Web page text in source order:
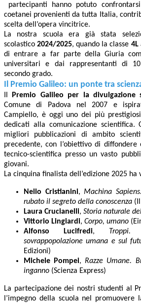
partecipanti hanno potuto
coetanei provenienti da tutta Italia,
scelta dell’opera vincitrice.
La nostra scuola era già stata
scolastico2024/2025, quando la classe 4L
di entrare a far parte della Giuria
universitari e dai rappresentanti di
secondo grado.
Il Premio Galileo: un ponte tra
Premio Galileo per la divulgazione
Comune di Padova nel 2007 e
Campiello, è oggi uno dei più
dedicati alla comunicazione scientifica.
migliori pubblicazioni di ambito
precedente, con l’obiettivo di
tecnico-scientifica presso un vasto
giovani.
La cinquina finalista dell’edizione 2025 ha
Nello Cristianini,Machina
rubato il segreto della conoscenza
Laura Crucianelli, Storia naturale
Vittorio Lingiardi, Corpo, umano
Alfonso Lucifredi, Troppi.
sovrappopolazione umana e sul
Edizioni)
Michele Pompei,Razze Umane.
inganno (Scienza Express)
La partecipazione dei nostri studenti al
l’impegno della scuola nel promuovere